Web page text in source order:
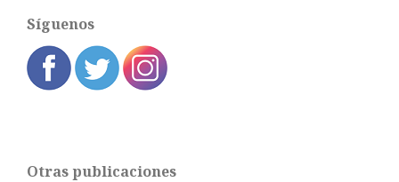
Síguenos
Otras publicaciones